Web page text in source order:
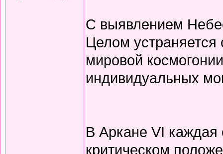
С выявлением
Целом устраняется
мировой
индивидуальных
В Аркане VI каждая
критическом